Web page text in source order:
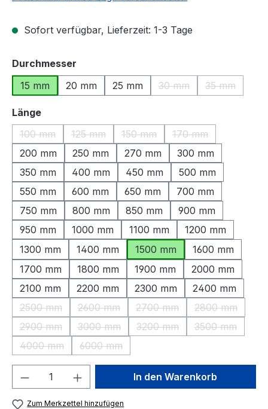
Sofort verfügbar, Lieferzeit: 1-3 Tage
Durchmesser
15 mm
20 mm 25 mm 30 mm
(Diese Option ist
35 mm
(Diese
Längeauswählen
100 mm
(Diese Option ist zurzeit nicht verfügbar.)
125 mm
(Diese Option ist zurzeit nicht verfügbar.)
150 mm
(Diese Option ist zurzeit nicht
170 mm
(Diese Option ist
200 mm 250 mm 270 mm
300 mm
350 mm
400 mm 450 mm
500 mm
550 mm
600 mm 650 mm
700 mm
750 mm
800 mm 850 mm
900 mm
950 mm
1000 mm 1100 mm
1200 mm
1300 mm
1400 mm 1500 mm
1600 mm
1700 mm
1800 mm 1900 mm
2000 mm
2100 mm
2200 mm 2300 mm
2400 mm
2500 mm
(Diese Option ist zurzeit nicht verfügbar.)
2600 mm
(Diese Option ist zurzeit nicht verfügbar.)
2700 mm
(Diese Option ist zurzeit
2800 mm
(Diese
2900 mm
(Diese Option ist zurzeit nicht verfügbar.)
3000 mm
(Diese Option ist zurzeit nicht verfügbar.)
3200 mm
(Diese Option ist zurzeit
3500 mm
(Diese
4000 mm
(Diese Option ist zurzeit nicht verfügbar.)
6000 mm
(Diese Option ist zurzeit nicht verfügbar.)
Produkt Anzahl: Gib denIn den Warenkorb
Zum Merkzettel hinzufügen